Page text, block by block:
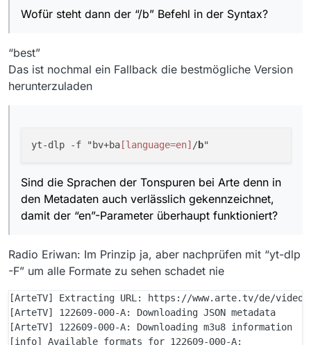
Wofür steht dann der “/b” Befehl in der Syntax?
“best”
Das ist nochmal ein Fallback die bestmögliche Version
herunterzuladen
yt-dlp -f "bv+ba [language=en] /b
Sind die Sprachen der Tonspuren bei Arte denn in
den Metadaten auch verlässlich gekennzeichnet,
damit der “en”-Parameter überhaupt funktioniert?
Radio Eriwan: Im Prinzip ja, aber nachprüfen mit “yt-dlp
-F” um alle Formate zu sehen schadet nie
[ArteTV] Extracting URL: https://www.arte.tv/de/
[ArteTV] 122609-000-A: Downloading JSON metadata
[ArteTV] 122609-000-A: Downloading m3u8 information
[info] Available formats for 122609-000-A: